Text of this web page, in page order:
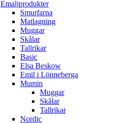
Emaljprodukter
Smurfarna
Matlagning
Muggar
Skålar
Tallrikar
Basic
Elsa Beskow
Emil i Lönneberga
Mumin
Muggar
Skålar
Tallrikar
Nordic